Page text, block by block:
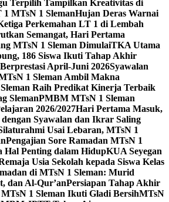
Terpilih Tampilkan Kreativitas di
1 MTsN 1 SlemanHujan Deras Warnai
Perkemahan LT 1 di Lembah
Semangat, Hari Pertama
MTsN 1 Sleman DimulaiTKA Utama
186 Siswa Ikuti Tahap Akhir
April-Juni 2026Syawalan
1 Sleman Ambil Makna
Raih Predikat Kinerja Terbaik
SlemanPMBM MTsN 1 Sleman
2026/2027Hari Pertama Masuk,
Syawalan dan Ikrar Saling
Usai Lebaran, MTsN 1
Pengajian Sore Ramadan MTsN 1
Hal Penting dalam HidupKUA Seyegan
Usia Sekolah kepada Siswa Kelas
di MTsN 1 Sleman: Murid
dan Al-Qur’anPersiapan Tahap Akhir
1 Sleman Ikuti Gladi BersihMTsN